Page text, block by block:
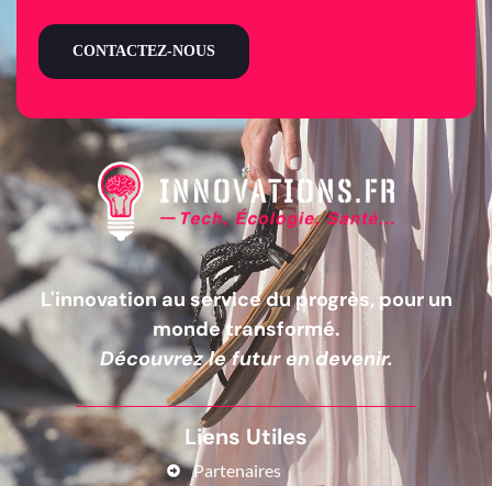
L'innovation au service du progrès, pour un
monde transformé.
Découvrez le futur en devenir.
Liens Utiles
Partenaires
CONTACTEZ-NOUS